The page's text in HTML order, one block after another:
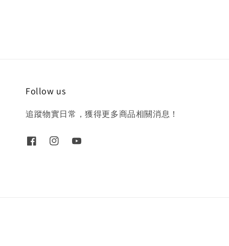
Follow us
追蹤物實日常，獲得更多商品相關消息！